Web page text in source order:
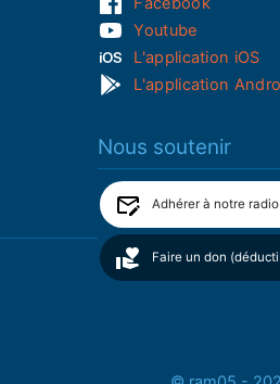
Youtube
L'application iOS
L'application
Nous soutenir
Adhérer à notre
Faire un don